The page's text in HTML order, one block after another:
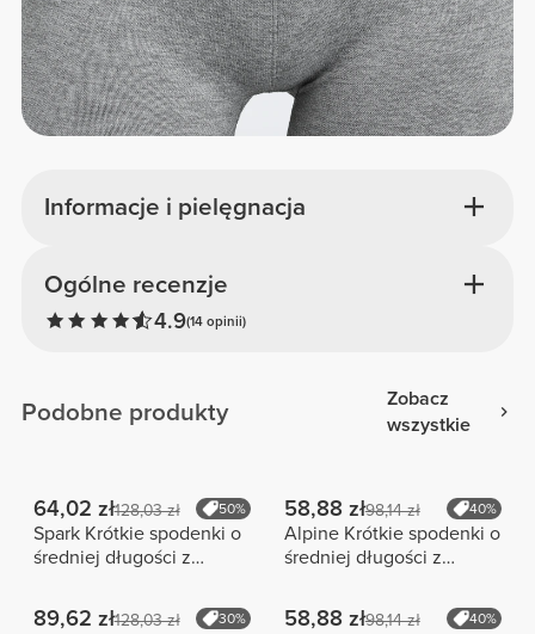
Informacje i pielęgnacja
Ogólne recenzje
4.9(14 opinii)
Podobne produkty
Zobacz
wszystkie
64,02 zł128,03 zł 50%
Spark Krótkie spodenki o
średniej długości z
58,88 zł98,14 zł 40%
Alpine Krótkie spodenki o
średniej długości z
89,62 zł128,03 zł 30% 58,88 zł98,14 zł 40%